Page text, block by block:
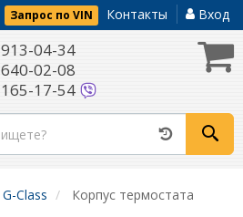
Запрос по VIN Контакты Вход
913-04-34
640-02-08
165-17-54
G-Class Корпус термостата